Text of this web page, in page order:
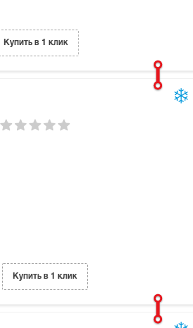
Купить в 1 клик
Купить в 1 клик